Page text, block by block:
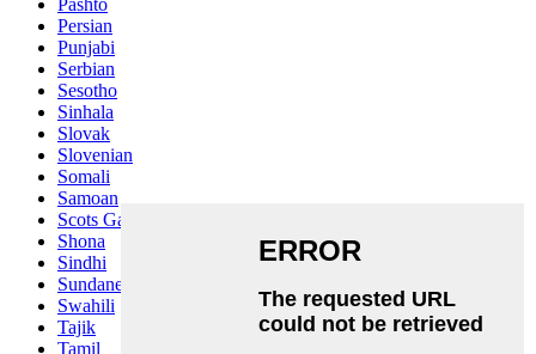
Persian
Punjabi
Serbian
Sesotho
Sinhala
Slovak
Slovenian
Somali
Samoan
Scots Gaelic
Shona
Sindhi
Sundanese
Swahili
Tajik
Tamil